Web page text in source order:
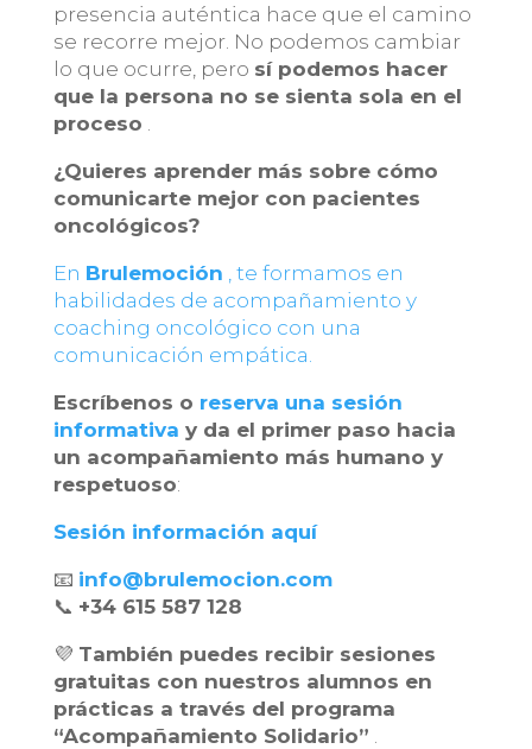
presencia auténtica hace que el camino
se recorre mejor. No podemos cambiar
lo que ocurre, pero sí podemos hacer
que la persona no se sienta sola en el
proceso
¿Quieres aprender más sobre cómo
comunicarte mejor con pacientes
oncológicos?
En Brulemoción , te formamos en
habilidades de acompañamiento y
coaching oncológico con una
comunicación empática.
Escríbenos o reserva una sesión
informativa y da el primer paso hacia
un acompañamiento más humano y
respetuoso:
Sesión información aquí
📧 info@brulemocion.com
📞 +34 615 587 128
💜 También puedes recibir sesiones
gratuitas con nuestros alumnos en
prácticas a través del programa
“Acompañamiento Solidario”